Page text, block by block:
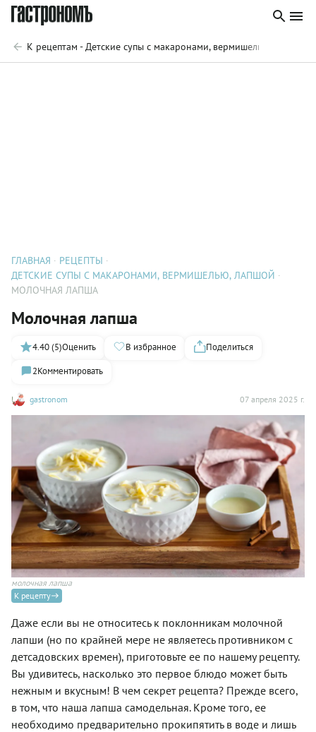
К рецептам - Детские супы с макаронами, вермишелью, лапшой
ГЛАВНАЯ
РЕЦЕПТЫ
ДЕТСКИЕ СУПЫ С МАКАРОНАМИ, ВЕРМИШЕЛЬЮ, ЛАПШОЙ
МОЛОЧНАЯ ЛАПША
Молочная лапша
gastronom 07 апреля 2025 г.
4.40 (5)Оценить В избранное
Поделиться
2Комментировать
молочная лапша
К рецепту
Даже если вы не относитесь к поклонникам молочной
лапши (но по крайней мере не являетесь противником с
детсадовских времен), приготовьте ее по нашему рецепту.
Вы удивитесь, насколько это первое блюдо может быть
нежным и вкусным! В чем секрет рецепта? Прежде всего,
в том, что наша лапша самодельная. Кроме того, ее
необходимо предварительно прокипятить в воде и лишь